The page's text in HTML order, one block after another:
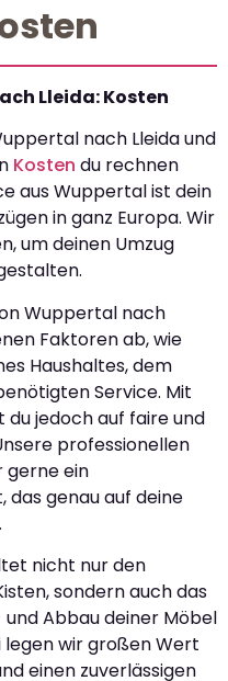
Lleida: Kosten
nach Lleida und
Kosten du rechnen
aus Wuppertal ist dein
in ganz Europa. Wir
um deinen Umzug
Wuppertal nach
Faktoren ab, wie
Haushaltes, dem
Service. Mit
du jedoch auf faire und
professionellen
gerne ein
genau auf deine
nicht nur den
sondern auch das
Abbau deiner Möbel
legen wir großen Wert
einen zuverlässigen